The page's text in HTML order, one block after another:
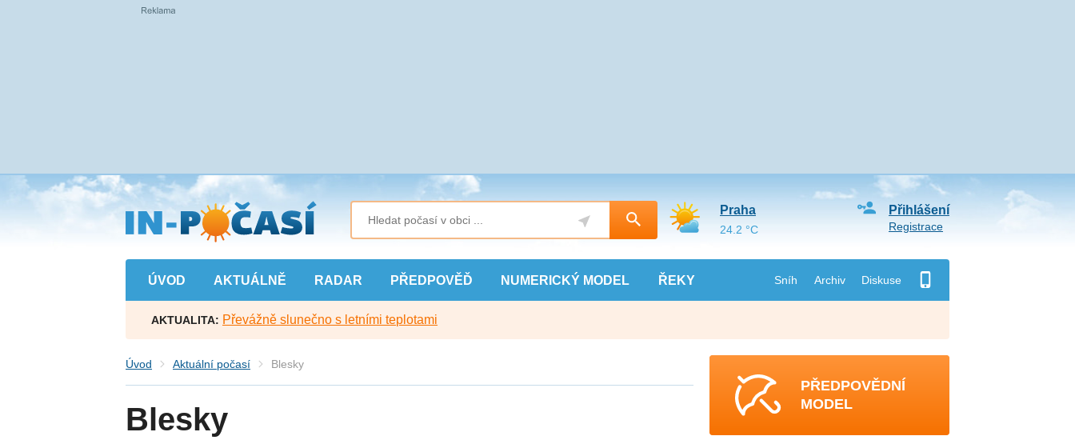
Přejít
na
hlavní
obsah
ÚVOD AKTUÁLNĚ RADAR PŘEDPOVĚĎ NUMERICKÝ MODEL ŘEKY Sníh Archiv Diskuse
Přihlášení
Registrace
Praha
24.2 °C
AKTUALITA: Převážně slunečno s letními teplotami
Úvod Aktuální počasí Blesky
Blesky
PŘEDPOVĚDNÍ
MODEL